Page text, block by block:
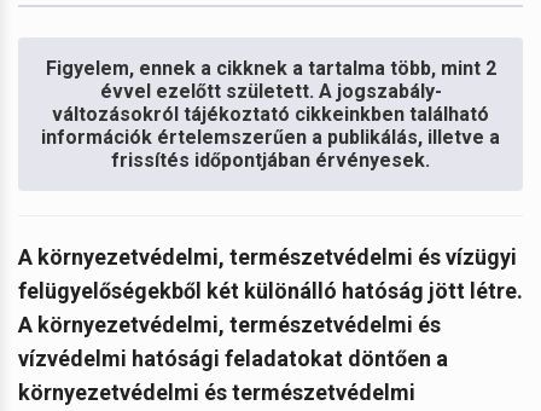
Figyelem, ennek a cikknek a tartalma több, mint 2
évvel ezelőtt született. A jogszabály-
változásokról tájékoztató cikkeinkben található
információk értelemszerűen a publikálás, illetve a
frissítés időpontjában érvényesek.
A környezetvédelmi, természetvédelmi és vízügyi
felügyelőségekből két különálló hatóság jött létre.
A környezetvédelmi, természetvédelmi és
vízvédelmi hatósági feladatokat döntően a
környezetvédelmi és természetvédelmi